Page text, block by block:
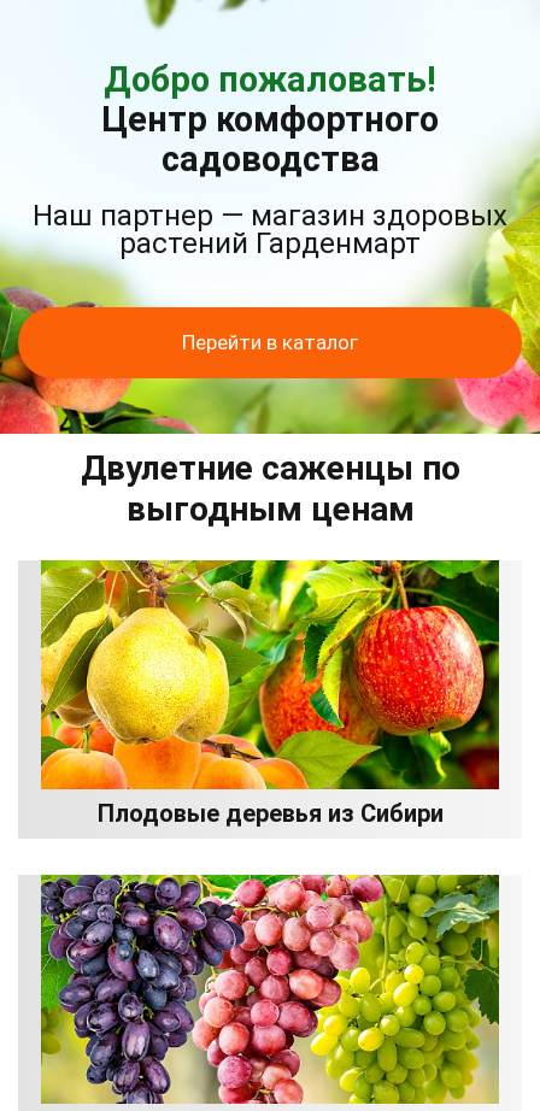
Добро пожаловать!
Центр комфортного
садоводства
Наш партнер — магазин здоровых
растений Гарденмарт
Перейти в каталог
Двулетние саженцы по
выгодным ценам
Плодовые деревья из Сибири